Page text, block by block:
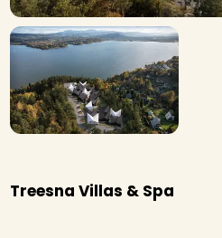
Treesna Villas & Spa